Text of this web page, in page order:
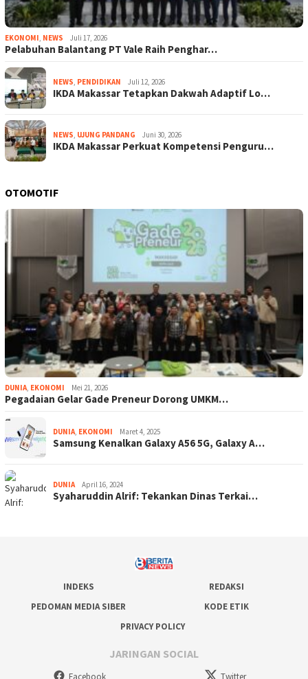
EKONOMI NEWS Juli 17, 2026
Pelabuhan Balantang PT Vale Raih Penghar…
NEWS PENDIDIKAN Juli 12, 2026
IKDA Makassar Tetapkan Dakwah Adaptif Lo…
NEWS UJUNG PANDANG Juni 30, 2026
IKDA Makassar Perkuat Kompetensi Penguru…
OTOMOTIF
DUNIA, EKONOMI Mei 21, 2026
Pegadaian Gelar Gade Preneur Dorong UMKM…
DUNIA, EKONOMI Maret 4, 2025
Samsung Kenalkan Galaxy A56 5G, Galaxy A…
DUNIA April 16, 2024
Syaharuddin Alrif: Tekankan Dinas Terkai…
INDEKS
REDAKSI
PEDOMAN MEDIA SIBER
KODE ETIK
PRIVACY POLICY
JARINGAN SOCIAL
Facebook Twitter